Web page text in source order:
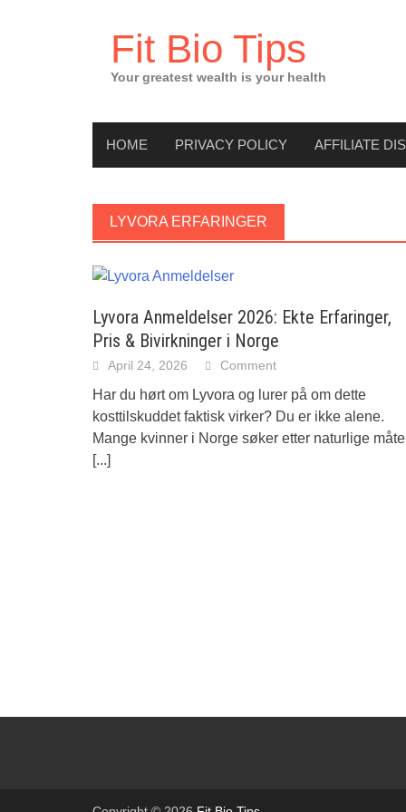
Fit Bio Tips
Your greatest wealth is your health
HOME PRIVACY POLICY AFFILIATE
LYVORA ERFARINGER
Lyvora Anmeldelser 2026: Ekte Erfaringer,
Pris & Bivirkninger i Norge
April 24, 2026 Comment
Har du hørt om Lyvora og lurer på om dette
kosttilskuddet faktisk virker? Du er ikke alene.
Mange kvinner i Norge søker etter naturlige
[...]